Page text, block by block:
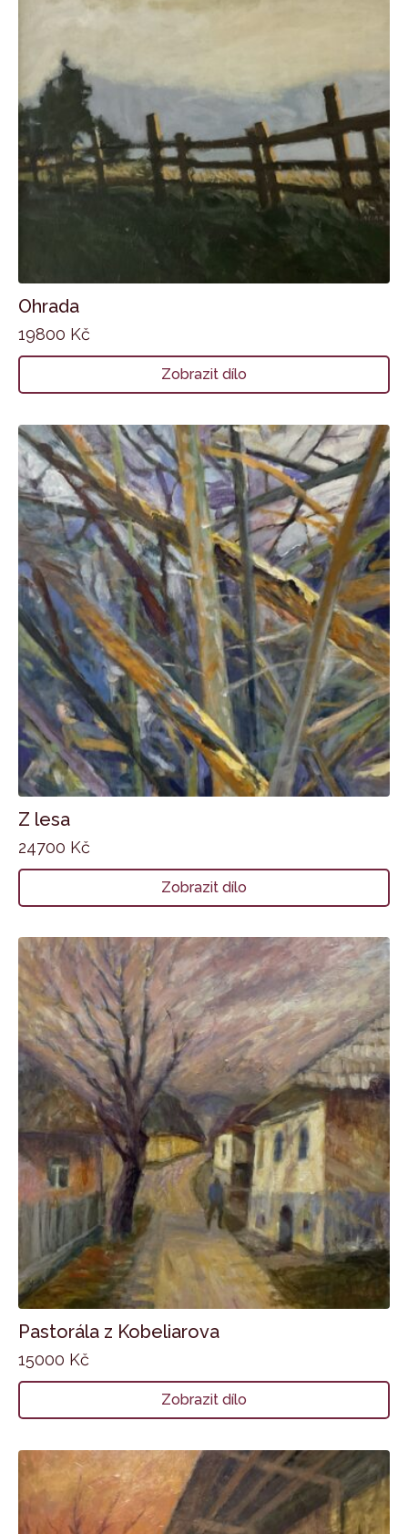
Ohrada
19800 Kč
Zobrazit dílo
Z lesa
24700 Kč
Zobrazit dílo
Pastorála z Kobeliarova
15000 Kč
Zobrazit dílo